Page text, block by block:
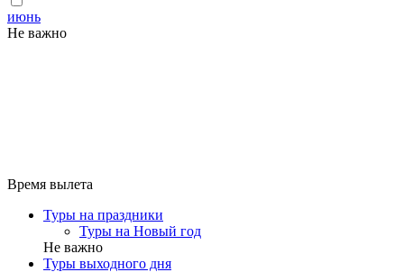
июнь
Не важно
Время вылета
Туры на праздники
Туры на Новый год
Не важно
Туры выходного дня